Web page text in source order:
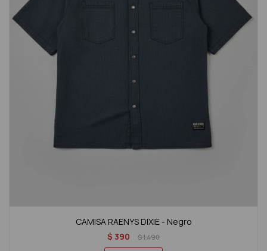
CAMISA RAENYS DIXIE - Negro
$ 390 $1.490